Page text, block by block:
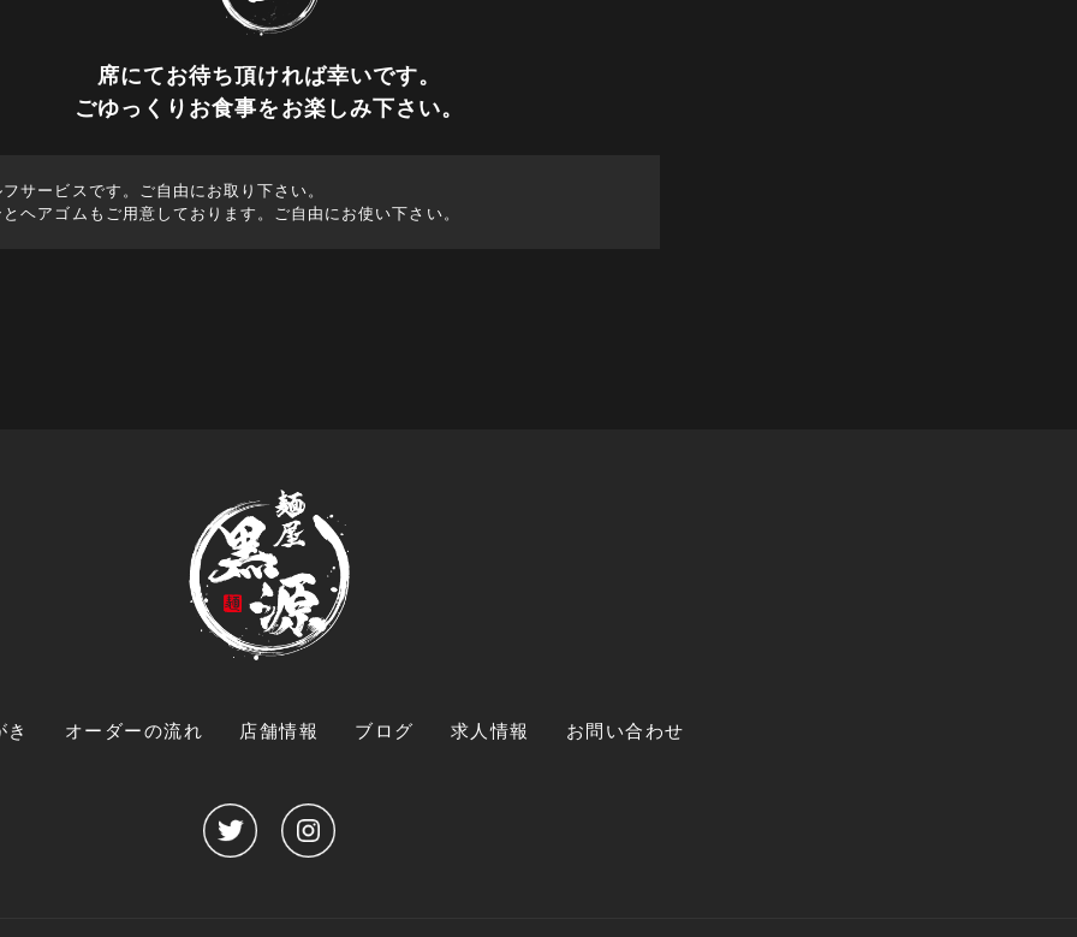
席にてお待ち頂ければ幸いです。
ごゆっくりお食事をお楽しみ下さい。
サービスです。ご自由にお取り下さい。
ヘアゴムもご用意しております。ご自由にお使い下さい。
き オーダーの流れ 店舗情報 ブログ 求人情報 お問い合わせ